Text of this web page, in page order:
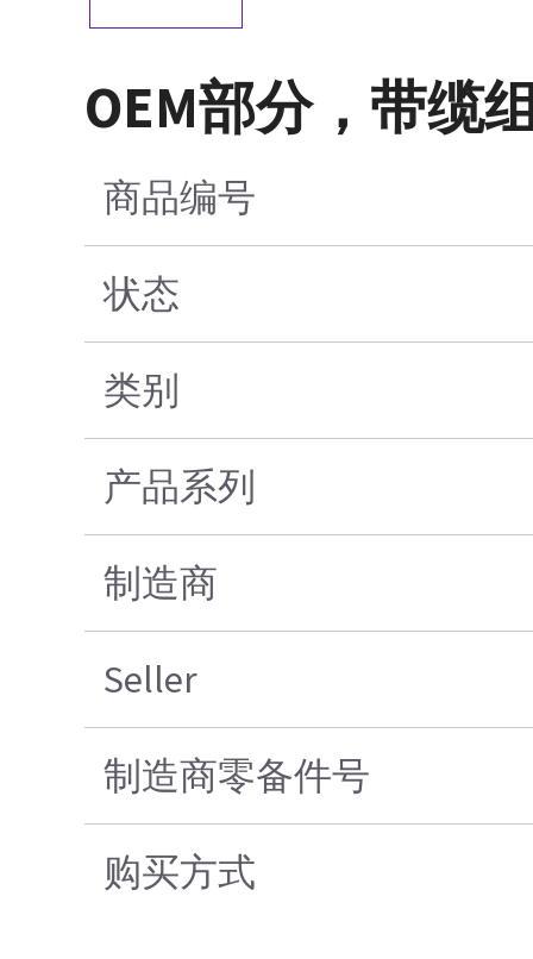
OEM部分，带缆
商品编号
状态
类别
产品系列
制造商
Seller
制造商零备件号
购买方式